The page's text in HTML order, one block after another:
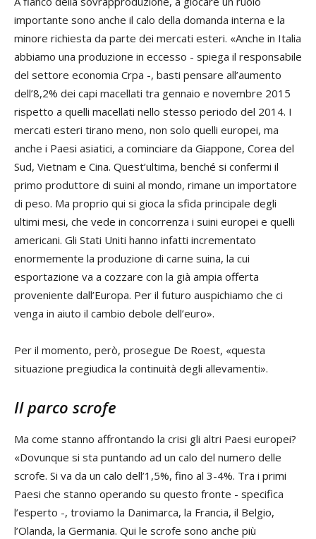
importante sono anche il calo della domanda interna e la
minore richiesta da parte dei mercati esteri. «Anche in Italia
abbiamo una produzione in eccesso - spiega il responsabile
del settore economia Crpa -, basti pensare all’aumento
dell’8,2% dei capi macellati tra gennaio e novembre 2015
rispetto a quelli macellati nello stesso periodo del 2014. I
mercati esteri tirano meno, non solo quelli europei, ma
anche i Paesi asiatici, a cominciare da Giappone, Corea del
Sud, Vietnam e Cina. Quest’ultima, benché si confermi il
primo produttore di suini al mondo, rimane un importatore
di peso. Ma proprio qui si gioca la sfida principale degli
ultimi mesi, che vede in concorrenza i suini europei e quelli
americani. Gli Stati Uniti hanno infatti incrementato
enormemente la produzione di carne suina, la cui
esportazione va a cozzare con la già ampia offerta
proveniente dall’Europa. Per il futuro auspichiamo che ci
venga in aiuto il cambio debole dell’euro».
Per il momento, però, prosegue De Roest, «questa
situazione pregiudica la continuità degli allevamenti».
Il parco scrofe
Ma come stanno affrontando la crisi gli altri Paesi europei?
«Dovunque si sta puntando ad un calo del numero delle
scrofe. Si va da un calo dell’1,5%, fino al 3-4%. Tra i primi
Paesi che stanno operando su questo fronte - specifica
l’esperto -, troviamo la Danimarca, la Francia, il Belgio,
l’Olanda, la Germania. Qui le scrofe sono anche più